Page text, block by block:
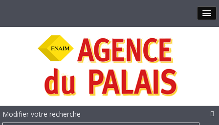
Modifier votre recherche